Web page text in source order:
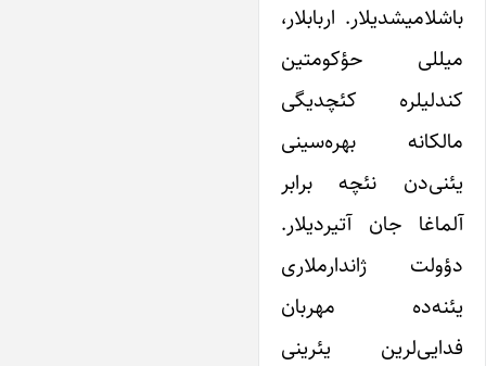
باشلامیشدیلار. اربابلار،
میللی حؤکومتین
کندلیلره کئچدیگی
مالکانه بهره‌سینی
یئنی‌دن نئچه برابر
آلماغا جان آتیردیلار.
دؤولت ژاندارملاری
یئنه‌ده مهربان
فدایی‌لرین یئرینی